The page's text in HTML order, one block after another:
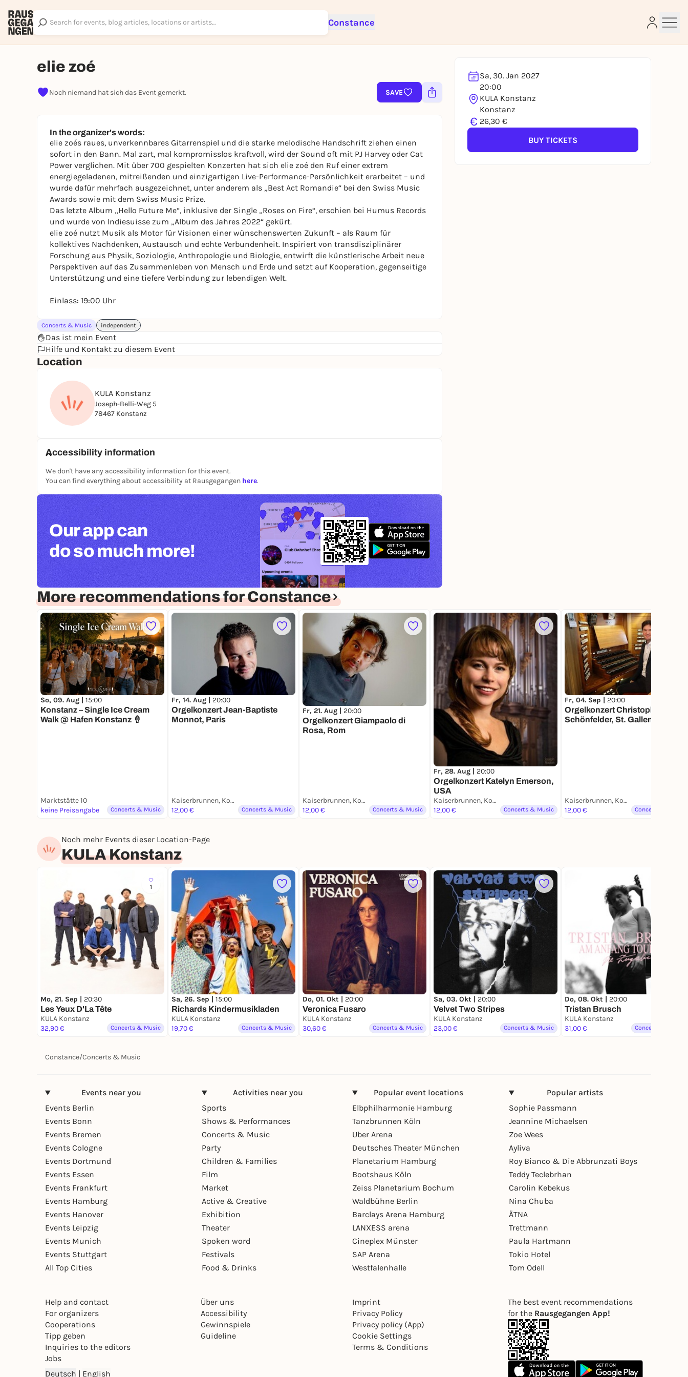
Constance
elie zoé
Noch niemand hat sich das Event gemerkt. SAVE
Sa, 30. Jan 2027
20:00
KULA Konstanz
Konstanz
€ 26,30 €
BUY TICKETS
In the organizer's words:
elie zoés raues, unverkennbares Gitarrenspiel und die starke melodische Handschrift ziehen einen
sofort in den Bann. Mal zart, mal kompromisslos kraftvoll, wird der Sound oft mit PJ Harvey oder Cat
Power verglichen. Mit über 700 gespielten Konzerten hat sich elie zoé den Ruf einer extrem
energiegeladenen, mitreißenden und einzigartigen Live-Performance-Persönlichkeit erarbeitet – und
wurde dafür mehrfach ausgezeichnet, unter anderem als „Best Act Romandie“ bei den Swiss Music
Awards sowie mit dem Swiss Music Prize.
Das letzte Album „Hello Future Me“, inklusive der Single „Roses on Fire“, erschien bei Humus Records
und wurde von Indiesuisse zum „Album des Jahres 2022“ gekürt.
elie zoé nutzt Musik als Motor für Visionen einer wünschenswerten Zukunft – als Raum für
kollektives Nachdenken, Austausch und echte Verbundenheit. Inspiriert von transdisziplinärer
Forschung aus Physik, Soziologie, Anthropologie und Biologie, entwirft die künstlerische Arbeit neue
Perspektiven auf das Zusammenleben von Mensch und Erde und setzt auf Kooperation, gegenseitige
Unterstützung und eine tiefere Verbindung zur lebendigen Welt.
Einlass: 19:00 Uhr
Concerts & Music independent
Das ist mein Event
Hilfe und Kontakt zu diesem Event
Location
KULA Konstanz
Joseph-Belli-Weg 5
78467 Konstanz
Accessibility information
We don't have any accessibility information for this event.
You can find everything about accessibility at Rausgegangen here.
Our app can
do so much more!
More recommendations for Constance
So, 09. Aug | 15:00
Konstanz – Single Ice Cream
Walk @ Hafen Konstanz 🍦
Marktstätte 10
keine Preisangabe
Concerts & Music
Fr, 14. Aug | 20:00
Orgelkonzert Jean-Baptiste
Monnot, Paris
Kaiserbrunnen, Konstanz
12,00 €
Concerts & Music
Fr, 21. Aug | 20:00
Orgelkonzert Giampaolo di
Rosa, Rom
Kaiserbrunnen, Konstanz
12,00 €
Concerts & Music
Fr, 28. Aug | 20:00
Orgelkonzert Katelyn Emerson,
USA
Kaiserbrunnen, Konstanz
12,00 €
Concerts & Music
Fr, 04. Sep | 20:00
Orgelkonzert Christoph
Schönfelder, St. Gallen
Kaiserbrunnen, Konstanz
12,00 €
Concerts & Music
Noch mehr Events dieser Location-Page
KULA Konstanz
1
Mo, 21. Sep | 20:30
Les Yeux D'La Tête
KULA Konstanz
32,90 €
Concerts & Music
Sa, 26. Sep | 15:00
Richards Kindermusikladen
KULA Konstanz
19,70 €
Concerts & Music
Do, 01. Okt | 20:00
Veronica Fusaro
KULA Konstanz
30,60 €
Concerts & Music
Sa, 03. Okt | 20:00
Velvet Two Stripes
KULA Konstanz
23,00 €
Concerts & Music
Do, 08. Okt | 20:00
Tristan Brusch
KULA Konstanz
31,00 €
Concerts & Music
Constance/Concerts & Music
Events near you
Events Berlin
Events Bonn
Events Bremen
Events Cologne
Events Dortmund
Events Essen
Events Frankfurt
Events Hamburg
Events Hanover
Events Leipzig
Events Munich
Events Stuttgart
All Top Cities
Activities near you
Sports
Shows & Performances
Concerts & Music
Party
Children & Families
Film
Market
Active & Creative
Exhibition
Theater
Spoken word
Festivals
Food & Drinks
Popular event locations
Elbphilharmonie Hamburg
Tanzbrunnen Köln
Uber Arena
Deutsches Theater München
Planetarium Hamburg
Bootshaus Köln
Zeiss Planetarium Bochum
Waldbühne Berlin
Barclays Arena Hamburg
LANXESS arena
Cineplex Münster
SAP Arena
Westfalenhalle
Popular artists
Sophie Passmann
Jeannine Michaelsen
Zoe Wees
Ayliva
Roy Bianco & Die Abbrunzati Boys
Teddy Teclebrhan
Carolin Kebekus
Nina Chuba
ÄTNA
Trettmann
Paula Hartmann
Tokio Hotel
Tom Odell
Help and contact
For organizers
Cooperations
Tipp geben
Inquiries to the editors
Jobs
Über uns
Accessibility
Gewinnspiele
Guideline
Imprint
Privacy Policy
Privacy policy (App)
Cookie Settings
Terms & Conditions
Deutsch English
The best event recommendations
for the Rausgegangen App!
Sign up for free and get started right away
To like events, follow pages, or participate in lotteries, you need a free
Rausgegangen account.